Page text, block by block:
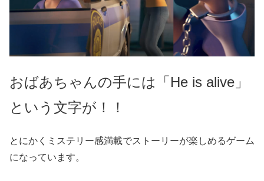
おばあちゃんの手には「He is alive」
という文字が！！
とにかくミステリー感満載でストーリーが楽しめるゲーム
になっています。